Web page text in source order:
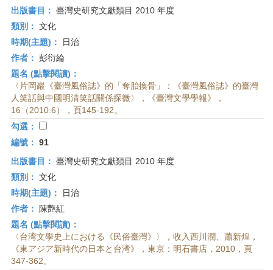
出版書目： 臺灣史研究文獻類目 2010 年度
類別： 文化
時期(主題)：
日治
作者： 彭衍綸
題名 (點擊閱讀)：
〈片岡巖《臺灣風俗誌》的「奪胎換骨」：《臺灣風俗誌》的臺灣
人笑話與中國明清笑話關係探微〉，《臺灣文學學報》，
16（2010.6），頁145-192。
勾選：
編號： 91
出版書目： 臺灣史研究文獻類目 2010 年度
類別： 文化
時期(主題)：
日治
作者：
陳艷紅
題名 (點擊閱讀)：
〈台湾文學史上における《民俗臺灣》〉，收入西川潤、蕭新煌，
《東アジア新時代の日本と台湾》，東京：明石書店，2010，頁
347-362。